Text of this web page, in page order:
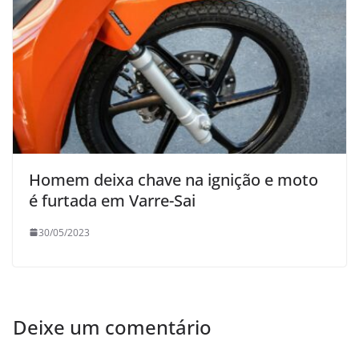
Homem deixa chave na ignição e moto
é furtada em Varre-Sai
30/05/2023
Deixe um comentário